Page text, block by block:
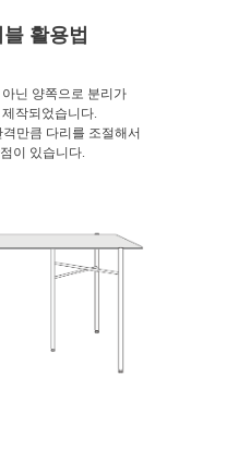
활용법
닌 양쪽으로 분리가
작되었습니다.
만큼 다리를 조절해서
이 있습니다.